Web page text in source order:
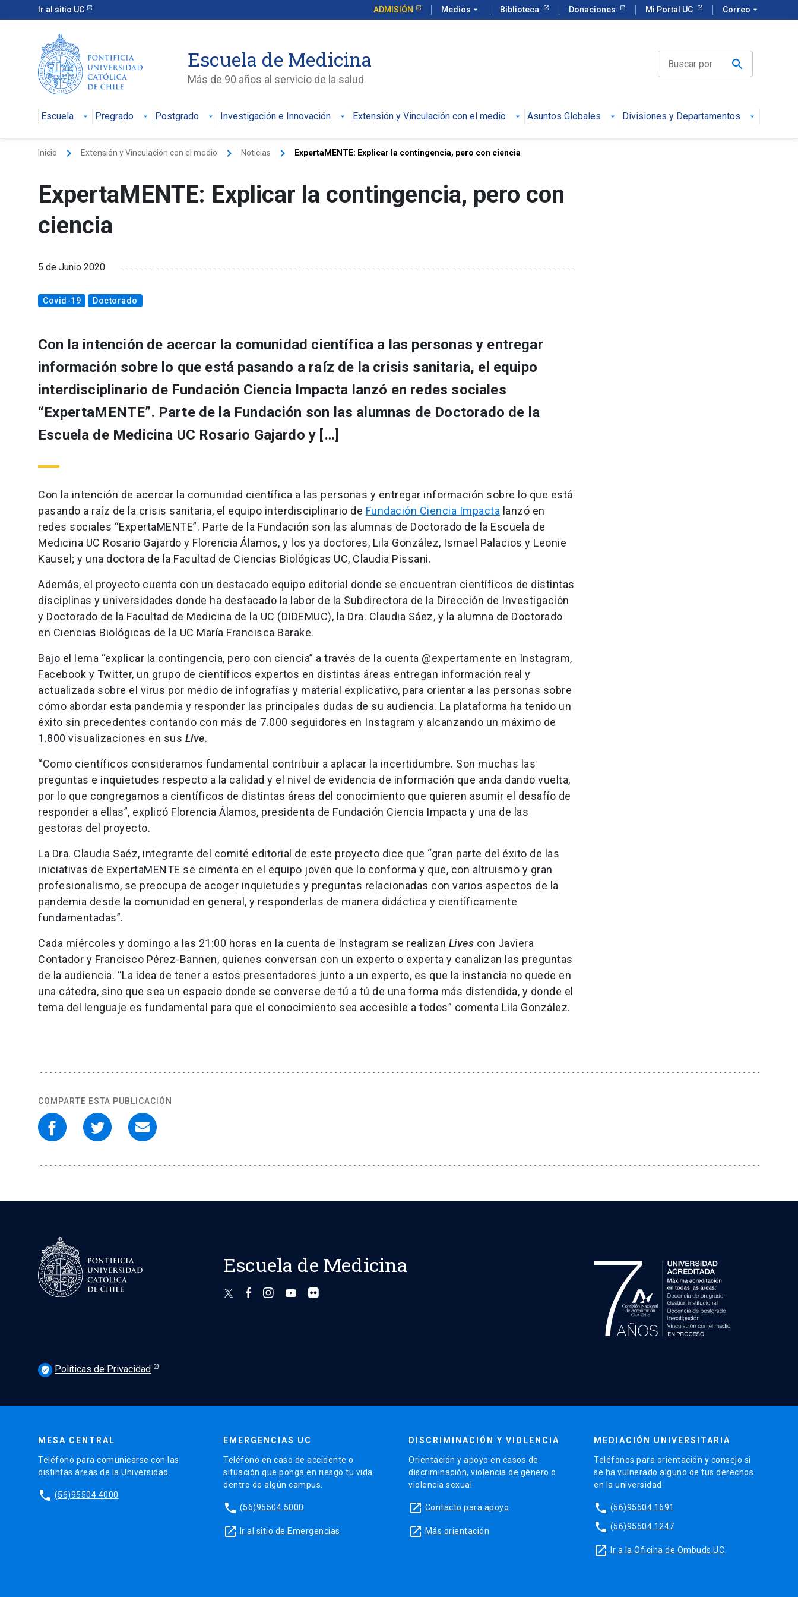
Ir al sitio UC ADMISIÓN Medios arrow_drop_down Biblioteca Donaciones Mi Portal UC Correo arrow_drop_down
Escuela de Medicina
Más de 90 años al servicio de la salud
Escuela Pregrado Postgrado Investigación e Innovación Extensión y Vinculación con el medio Asuntos Globales Divisiones y Departamentos
Inicio keyboard_arrow_right Extensión y Vinculación con el medio keyboard_arrow_right Noticias keyboard_arrow_right ExpertaMENTE: Explicar la contingencia, pero con ciencia
ExpertaMENTE: Explicar la contingencia, pero con
ciencia
5 de Junio 2020
Covid-19 Doctorado
Con la intención de acercar la comunidad científica a las personas y entregar
información sobre lo que está pasando a raíz de la crisis sanitaria, el equipo
interdisciplinario de Fundación Ciencia Impacta lanzó en redes sociales
“ExpertaMENTE”. Parte de la Fundación son las alumnas de Doctorado de la
Escuela de Medicina UC Rosario Gajardo y […]
Con la intención de acercar la comunidad científica a las personas y entregar información sobre lo que está
pasando a raíz de la crisis sanitaria, el equipo interdisciplinario de Fundación Ciencia Impacta lanzó en
redes sociales “ExpertaMENTE”. Parte de la Fundación son las alumnas de Doctorado de la Escuela de
Medicina UC Rosario Gajardo y Florencia Álamos, y los ya doctores, Lila González, Ismael Palacios y Leonie
Kausel; y una doctora de la Facultad de Ciencias Biológicas UC, Claudia Pissani.
Además, el proyecto cuenta con un destacado equipo editorial donde se encuentran científicos de distintas
disciplinas y universidades donde ha destacado la labor de la Subdirectora de la Dirección de Investigación
y Doctorado de la Facultad de Medicina de la UC (DIDEMUC), la Dra. Claudia Sáez, y la alumna de Doctorado
en Ciencias Biológicas de la UC María Francisca Barake.
Bajo el lema “explicar la contingencia, pero con ciencia” a través de la cuenta @expertamente en Instagram,
Facebook y Twitter, un grupo de científicos expertos en distintas áreas entregan información real y
actualizada sobre el virus por medio de infografías y material explicativo, para orientar a las personas sobre
cómo abordar esta pandemia y responder las principales dudas de su audiencia. La plataforma ha tenido un
éxito sin precedentes contando con más de 7.000 seguidores en Instagram y alcanzando un máximo de
1.800 visualizaciones en sus Live.
“Como científicos consideramos fundamental contribuir a aplacar la incertidumbre. Son muchas las
preguntas e inquietudes respecto a la calidad y el nivel de evidencia de información que anda dando vuelta,
por lo que congregamos a científicos de distintas áreas del conocimiento que quieren asumir el desafío de
responder a ellas”, explicó Florencia Álamos, presidenta de Fundación Ciencia Impacta y una de las
gestoras del proyecto.
La Dra. Claudia Saéz, integrante del comité editorial de este proyecto dice que “gran parte del éxito de las
iniciativas de ExpertaMENTE se cimenta en el equipo joven que lo conforma y que, con altruismo y gran
profesionalismo, se preocupa de acoger inquietudes y preguntas relacionadas con varios aspectos de la
pandemia desde la comunidad en general, y responderlas de manera didáctica y científicamente
fundamentadas”.
Cada miércoles y domingo a las 21:00 horas en la cuenta de Instagram se realizan Lives con Javiera
Contador y Francisco Pérez-Bannen, quienes conversan con un experto o experta y canalizan las preguntas
de la audiencia. “La idea de tener a estos presentadores junto a un experto, es que la instancia no quede en
una cátedra, sino que sea un espacio donde se converse de tú a tú de una forma más distendida, y donde el
tema del lenguaje es fundamental para que el conocimiento sea accesible a todos” comenta Lila González.
COMPARTE ESTA PUBLICACIÓN
Escuela de Medicina
verified_user Políticas de Privacidad
MESA CENTRAL
Teléfono para comunicarse con las
distintas áreas de la Universidad.
phone (56)95504 4000
EMERGENCIAS UC
Teléfono en caso de accidente o
situación que ponga en riesgo tu vida
dentro de algún campus.
phone (56)95504 5000
launch Ir al sitio de Emergencias
DISCRIMINACIÓN Y VIOLENCIA
Orientación y apoyo en casos de
discriminación, violencia de género o
violencia sexual.
launch Contacto para apoyo
launch Más orientación
MEDIACIÓN UNIVERSITARIA
Teléfonos para orientación y consejo si
se ha vulnerado alguno de tus derechos
en la universidad.
phone (56)95504 1691
phone (56)95504 1247
launch Ir a la Oficina de Ombuds UC